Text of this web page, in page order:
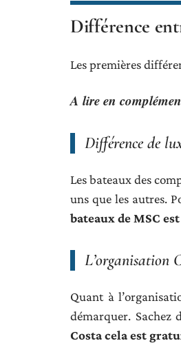
Différence
Les premières
A lire en
Différence de
Les bateaux des
uns que les autres.
bateaux de MSC
L’organisation
Quant à
démarquer. Sachez
Costa cela est